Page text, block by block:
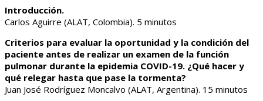
Introducción.
Carlos Aguirre (ALAT, Colombia). 5 minutos
Criterios para evaluar la oportunidad y la condición del
paciente antes de realizar un examen de la función
pulmonar durante la epidemia COVID-19. ¿Qué hacer y
qué relegar hasta que pase la tormenta?
Juan José Rodríguez Moncalvo (ALAT, Argentina). 15 minutos